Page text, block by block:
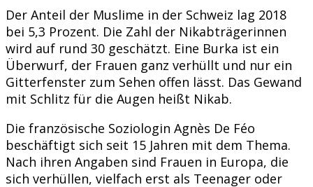
Der Anteil der Muslime in der Schweiz lag 2018
bei 5,3 Prozent. Die Zahl der Nikabträgerinnen
wird auf rund 30 geschätzt. Eine Burka ist ein
Überwurf, der Frauen ganz verhüllt und nur ein
Gitterfenster zum Sehen offen lässt. Das Gewand
mit Schlitz für die Augen heißt Nikab.
Die französische Soziologin Agnès De Féo
beschäftigt sich seit 15 Jahren mit dem Thema.
Nach ihren Angaben sind Frauen in Europa, die
sich verhüllen, vielfach erst als Teenager oder